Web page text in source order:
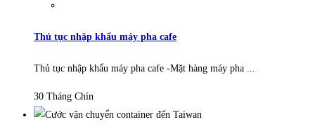
Thủ tục nhập khẩu máy pha cafe
Thủ tục nhập khẩu máy pha cafe -Mặt hàng máy pha ...
30 Tháng Chín